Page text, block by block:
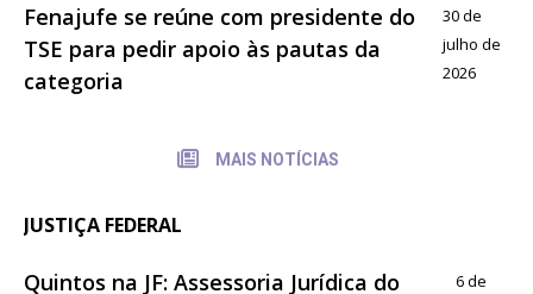
Fenajufe se reúne com presidente do
TSE para pedir apoio às pautas da
categoria
30 de
julho de
2026
MAIS NOTÍCIAS
JUSTIÇA FEDERAL
Quintos na JF: Assessoria Jurídica do
6 de